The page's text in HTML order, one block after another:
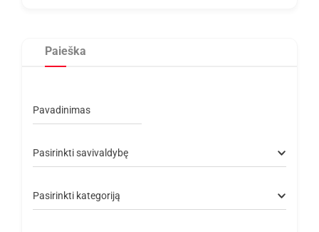
Paieška
Pavadinimas
Pasirinkti savivaldybę
Pasirinkti kategoriją